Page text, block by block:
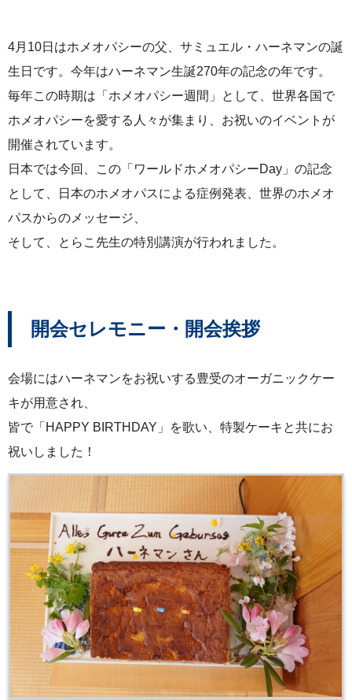
4月10日はホメオパシーの父、サミュエル・ハーネマンの誕
生日です。今年はハーネマン生誕270年の記念の年です。
毎年この時期は「ホメオパシー週間」として、世界各国で
ホメオパシーを愛する人々が集まり、お祝いのイベントが
開催されています。
日本では今回、この「ワールドホメオパシーDay」の記念
として、日本のホメオパスによる症例発表、世界のホメオ
パスからのメッセージ、
そして、とらこ先生の特別講演が行われました。
開会セレモニー・開会挨拶
会場にはハーネマンをお祝いする豊受のオーガニックケー
キが用意され、
皆で「HAPPY BIRTHDAY」を歌い、特製ケーキと共にお
祝いしました！